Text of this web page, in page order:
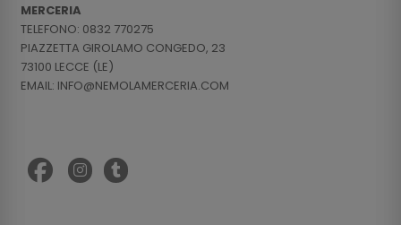
MERCERIA
TELEFONO: 0832 770275
PIAZZETTA GIROLAMO CONGEDO, 23
73100 LECCE (LE)
EMAIL: INFO@NEMOLAMERCERIA.COM